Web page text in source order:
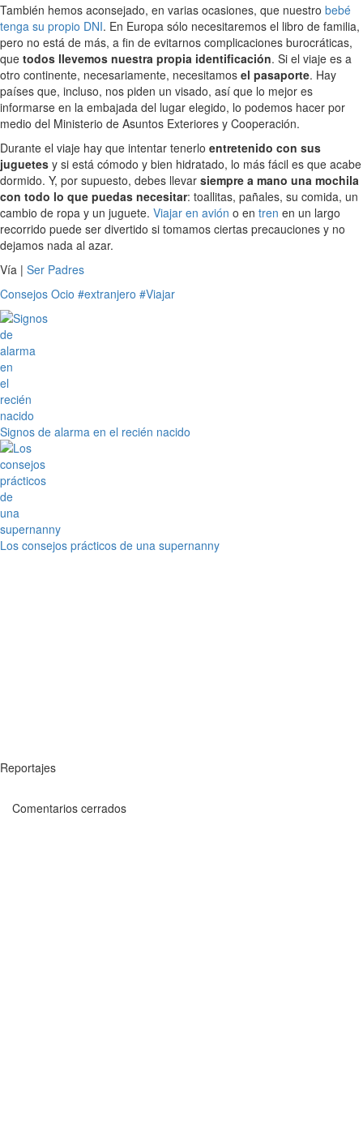
También hemos aconsejado, en varias ocasiones, que nuestro bebé
tenga su propio DNI. En Europa sólo necesitaremos el libro de familia,
pero no está de más, a fin de evitarnos complicaciones burocráticas,
que todos llevemos nuestra propia identificación. Si el viaje es a
otro continente, necesariamente, necesitamos el pasaporte. Hay
países que, incluso, nos piden un visado, así que lo mejor es
informarse en la embajada del lugar elegido, lo podemos hacer por
medio del Ministerio de Asuntos Exteriores y Cooperación.
Durante el viaje hay que intentar tenerlo entretenido con sus
juguetes y si está cómodo y bien hidratado, lo más fácil es que acabe
dormido. Y, por supuesto, debes llevar siempre a mano una mochila
con todo lo que puedas necesitar: toallitas, pañales, su comida, un
cambio de ropa y un juguete. Viajar en avión o en tren en un largo
recorrido puede ser divertido si tomamos ciertas precauciones y no
dejamos nada al azar.
Vía | Ser Padres
Consejos Ocio #extranjero #Viajar
Signos de alarma en el recién nacido
Los consejos prácticos de una supernanny
Reportajes
Comentarios cerrados